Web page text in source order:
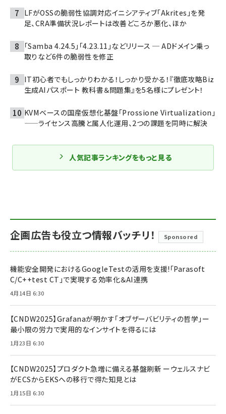
LFがOSSの脆弱性協調対応イニシアティブ「Akrites」を発
足、CRA準備状況レポートは改善どころか悪化、ほか
「Samba 4.24.5」「4.23.11」などリリース ─ ADドメイン乗っ
取りなど6件の脆弱性を修正
IT初心者でもしっかりわかる！しっかり受かる！『徹底攻略Biz
生成AIパスポート 教科書＆問題集』を5名様にプレゼント！
KVMベースの国産仮想化基盤「Prossione Virtualization」
——ライセンス高騰と属人化運用、2つの課題を同時に解決
人気記事ランキングをもっと見る
企画広告も役立つ情報バッチリ！ Sponsored
機能安全開発におけるGoogleTestの活用を支援!「Parasoft
C/C++test CT」で実現する効率化＆AI連携
4月14日 6:30
【CNDW2025】Grafanaが明かす「オブザーバビリティの哲学」ー
最小限の労力で実用的なインサイトを得るには
1月23日 6:30
【CNDW2025】プロダクト急増に備える基盤刷新 ーウェルスナビ
がECSからEKSへの移行で得た知見とは
1月15日 6:30